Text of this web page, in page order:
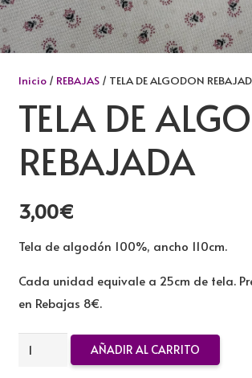
Inicio/ REBAJAS/ TELA DE ALGODON
TELA DE
REBAJADA
3,00€
Tela de algodón 100%, ancho 110cm.
Cada unidad equivale a 25cm de tela.
en Rebajas 8€.
TELA
AÑADIR AL CARRITO